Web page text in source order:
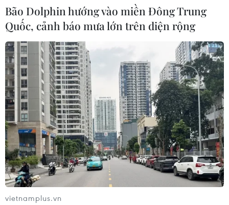
TIN CÙNG CHUYÊN MỤC
Mưa lớn gây ngập lụt, chia cắt nhiều
khu vực ở Nghệ An
06/08/2026 13:06
Bão Dolphin hướng vào miền Đông Trung
Quốc, cảnh báo mưa lớn trên diện rộng
vietnamplus.vn